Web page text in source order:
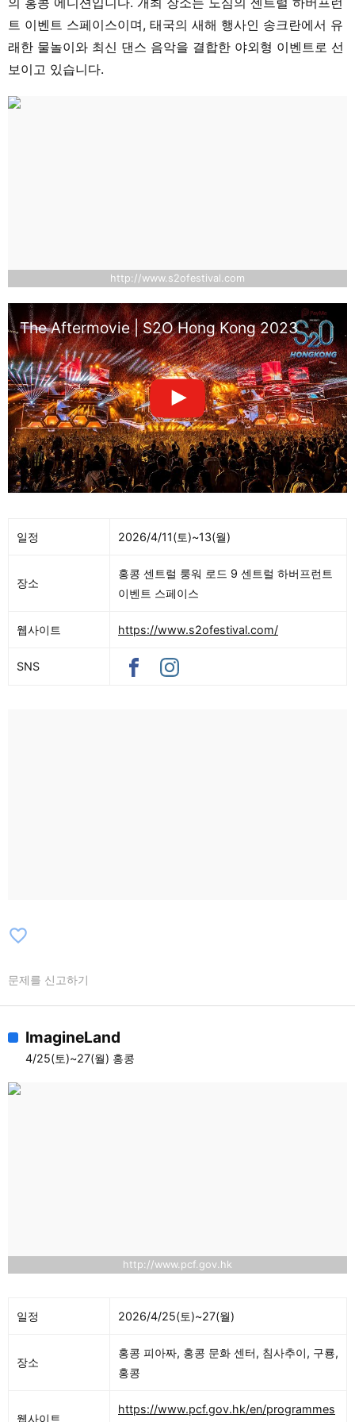
트 이벤트 스페이스이며, 태국의 새해 행사인 송크란에서 유
래한 물놀이와 최신 댄스 음악을 결합한 야외형 이벤트로 선
보이고 있습니다.
http://www.s2ofestival.com
The Aftermovie | S2O Hong Kong 2023
일정 2026/4/11(토)~13(월)
장소
홍콩 센트럴 룽워 로드 9 센트럴 하버프런트
이벤트 스페이스
웹사이트 https://www.s2ofestival.com/
SNS
favorite_border
문제를 신고하기
ImagineLand
4/25(토)~27(월) 홍콩
http://www.pcf.gov.hk
일정 2026/4/25(토)~27(월)
장소
홍콩 피아짜, 홍콩 문화 센터, 침사추이, 구룡,
홍콩
웹사이트
https://www.pcf.gov.hk/en/programmes